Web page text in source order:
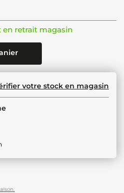
en retrait magasin
votre stock en magasin